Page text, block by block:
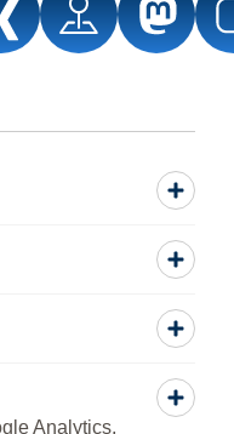
Analytics,